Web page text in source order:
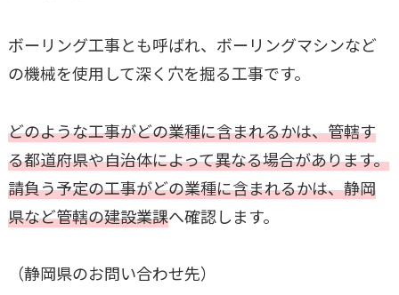
ボーリング工事とも呼ばれ、ボーリングマシンなど
の機械を使用して深く穴を掘る工事です。
どのような工事がどの業種に含まれるかは、管轄す
る都道府県や自治体によって異なる場合があります。
請負う予定の工事がどの業種に含まれるかは、静岡
県など管轄の建設業課へ確認します。
（静岡県のお問い合わせ先）